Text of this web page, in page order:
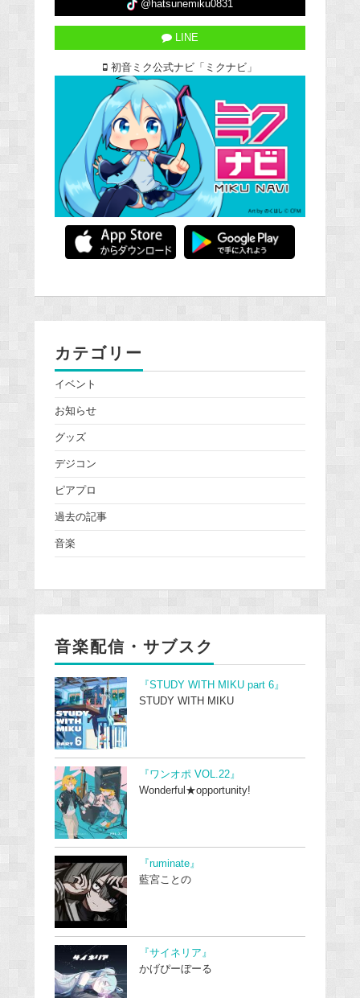
@hatsunemiku0831
LINE
初音ミク公式ナビ「ミクナビ」
カテゴリー
イベント
お知らせ
グッズ
デジコン
ピアプロ
過去の記事
音楽
音楽配信・サブスク
『STUDY WITH MIKU part 6』
STUDY WITH MIKU
『ワンオポ VOL.22』
Wonderful★opportunity!
『ruminate』
藍宮ことの
『サイネリア』
かげぴーぼーる